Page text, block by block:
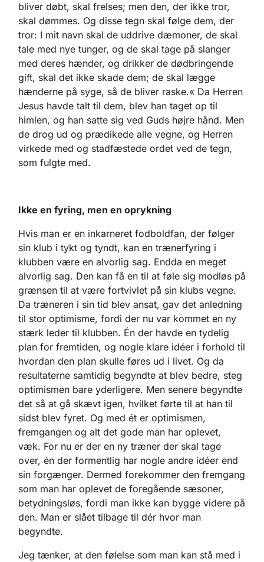
bliver døbt, skal frelses; men den, der ikke tror,
skal dømmes. Og disse tegn skal følge dem, der
tror: I mit navn skal de uddrive dæmoner, de skal
tale med nye tunger, og de skal tage på slanger
med deres hænder, og drikker de dødbringende
gift, skal det ikke skade dem; de skal lægge
hænderne på syge, så de bliver raske.« Da Herren
Jesus havde talt til dem, blev han taget op til
himlen, og han satte sig ved Guds højre hånd. Men
de drog ud og prædikede alle vegne, og Herren
virkede med og stadfæstede ordet ved de tegn,
som fulgte med.
Ikke en fyring, men en oprykning
Hvis man er en inkarneret fodboldfan, der følger
sin klub i tykt og tyndt, kan en trænerfyring i
klubben være en alvorlig sag. Endda en meget
alvorlig sag. Den kan få en til at føle sig modløs på
grænsen til at være fortvivlet på sin klubs vegne.
Da træneren i sin tid blev ansat, gav det anledning
til stor optimisme, fordi der nu var kommet en ny
stærk leder til klubben. Én der havde en tydelig
plan for fremtiden, og nogle klare idéer i forhold til
hvordan den plan skulle føres ud i livet. Og da
resultaterne samtidig begyndte at blev bedre, steg
optimismen bare yderligere. Men senere begyndte
det så at gå skævt igen, hvilket førte til at han til
sidst blev fyret. Og med ét er optimismen,
fremgangen og alt det gode man har oplevet,
væk. For nu er der en ny træner der skal tage
over, én der formentlig har nogle andre idéer end
sin forgænger. Dermed forekommer den fremgang
som man har oplevet de foregående sæsoner,
betydningsløs, fordi man ikke kan bygge videre på
den. Man er slået tilbage til dér hvor man
begyndte.
Jeg tænker, at den følelse som man kan stå med i